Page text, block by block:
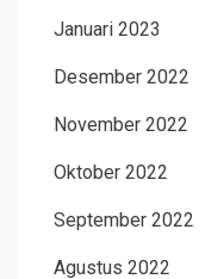
Januari 2023
Desember 2022
November 2022
Oktober 2022
September 2022
Agustus 2022